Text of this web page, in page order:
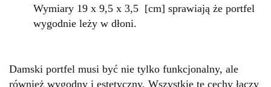
Wymiary 19 x 9,5 x 3,5 [cm] sprawiają że portfel
wygodnie leży w dłoni.
Damski portfel musi być nie tylko funkcjonalny, ale
również wygodny i estetyczny. Wszystkie te cechy łączy